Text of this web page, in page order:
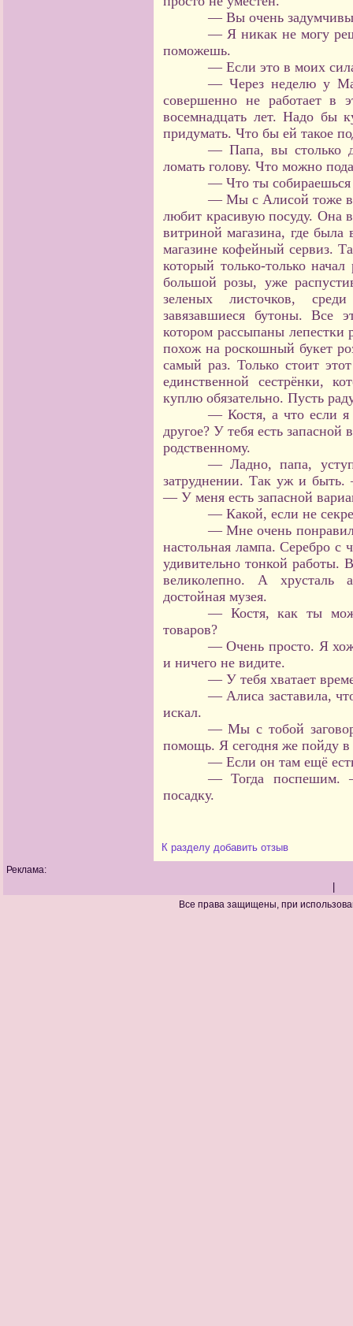
— Вы очень
— Я никак не могу
поможешь.
— Если это в моих
— Через неделю у
совершенно не работает в
восемнадцать лет. Надо бы
придумать. Что бы ей такое
— Папа, вы столько
ломать голову. Что можно
— Что ты собираешься
— Мы с Алисой тоже в
любит красивую посуду. Она
витриной магазина, где
магазине кофейный сервиз.
который только-только
большой розы, уже
зеленых листочков,
завязавшиеся бутоны. Все
котором рассыпаны лепестки
похож на роскошный букет
самый раз. Только стоит
единственной сестрёнки,
куплю обязательно. Пусть
— Костя, а что если я
другое? У тебя есть
родственному.
— Ладно, папа,
затруднении. Так уж и
— У меня есть запасной
— Какой, если не
— Мне очень
настольная лампа. Серебро с
удивительно тонкой работы.
великолепно. А хрусталь
достойная музея.
— Костя, как ты
товаров?
— Очень просто. Я
и ничего не видите.
— У тебя хватает
— Алиса заставила,
искал.
— Мы с тобой
помощь. Я сегодня же пойду в
— Если он там ещё
— Тогда поспешим.
посадку.
К разделу добавить отзыв
Реклама:
Все права защищены, при